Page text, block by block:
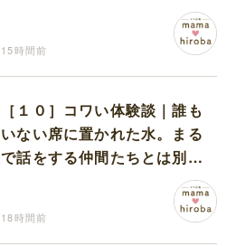
15時間前
［１０］コワい体験談｜誰も
いない席に置かれた水。まる
で話をする仲間たちとは別に
18時間前